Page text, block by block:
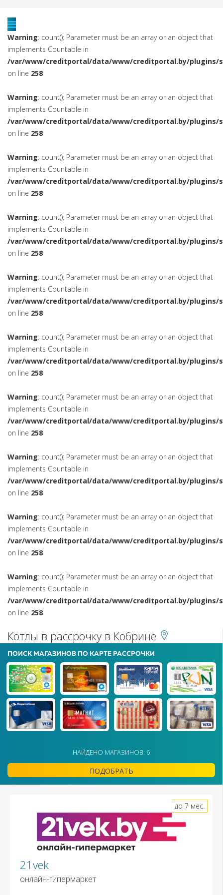
Warning: count(): Parameter must be an array or an object that
implements Countable in
/var/www/creditportal/data/www/creditportal.by/plugins/
on line 258
Warning: count(): Parameter must be an array or an object that
implements Countable in
/var/www/creditportal/data/www/creditportal.by/plugins/
on line 258
Warning: count(): Parameter must be an array or an object that
implements Countable in
/var/www/creditportal/data/www/creditportal.by/plugins/
on line 258
Warning: count(): Parameter must be an array or an object that
implements Countable in
/var/www/creditportal/data/www/creditportal.by/plugins/
on line 258
Warning: count(): Parameter must be an array or an object that
implements Countable in
/var/www/creditportal/data/www/creditportal.by/plugins/
on line 258
Warning: count(): Parameter must be an array or an object that
implements Countable in
/var/www/creditportal/data/www/creditportal.by/plugins/
on line 258
Warning: count(): Parameter must be an array or an object that
implements Countable in
/var/www/creditportal/data/www/creditportal.by/plugins/
on line 258
Warning: count(): Parameter must be an array or an object that
implements Countable in
/var/www/creditportal/data/www/creditportal.by/plugins/
on line 258
Warning: count(): Parameter must be an array or an object that
implements Countable in
/var/www/creditportal/data/www/creditportal.by/plugins/
on line 258
Warning: count(): Parameter must be an array or an object that
implements Countable in
/var/www/creditportal/data/www/creditportal.by/plugins/
on line 258
Котлы в рассрочку в Кобрине
ПОИСК МАГАЗИНОВ ПО КАРТЕ РАССРОЧКИ
НАЙДЕНО МАГАЗИНОВ: 6
ПОДОБРАТЬ
21vek
онлайн-гипермаркет
до 7 мес.